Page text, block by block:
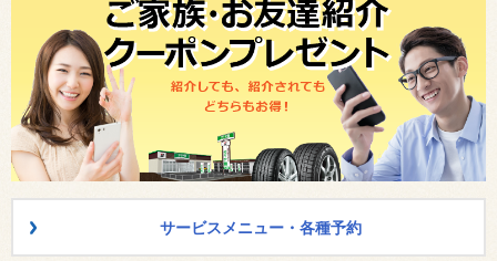
サービスメニュー・各種予約